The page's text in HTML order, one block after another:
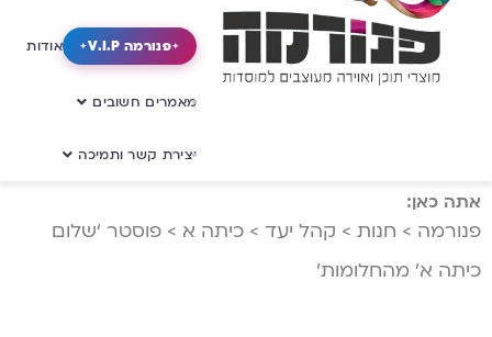
פנורמה V.I.P אודות
מאמרים חשובים
יצירת קשר ותמיכה
אתה כאן:
פנורמה > חנות > קהל יעד > כיתה א > פוסטר ‘שלום
כיתה א’ מהחלומות’